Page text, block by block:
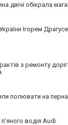
двічі обікрала
Ігорем
з ремонту
полювати на
п'яного водія Audi